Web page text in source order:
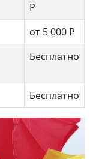
Р
от 5 000 Р
Бесплатно
Бесплатно